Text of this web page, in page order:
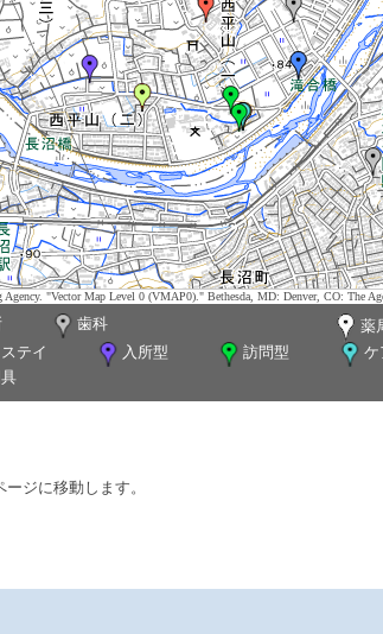
"Vector Map Level 0 (VMAP0)." Bethesda, MD: Denver, CO: The
歯科
薬
テイ 入所型 訪問型
ケ
ジに移動します。